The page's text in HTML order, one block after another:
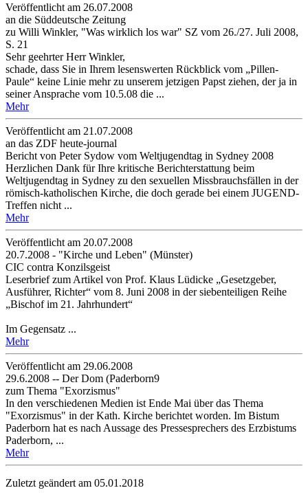
Veröffentlicht am 26­.07.2008
an die Süddeutsche Zeitung
zu Willi Winkler, "Was wirklich los war" SZ vom 26./27. Juli 2008,
S. 21
Sehr geehrter Herr Winkler,
schade, dass Sie in Ihrem lesenswerten Rückblick vom „Pillen-
Paule“ keine Linie mehr zu unserem jetzigen Papst ziehen, der ja in
seiner Ansprache vom 10.5.08 die ...
Mehr
Veröffentlicht am 21­.07.2008
an das ZDF heute-journal
Bericht von Peter Sydow vom Weltjugendtag in Sydney 2008
Herzlichen Dank für Ihre kritische Berichterstattung beim
Weltjugendtag in Sydney zu den sexuellen Missbrauchsfällen in der
römisch-katholischen Kirche, die doch gerade bei einem JUGEND-
Treffen nicht ...
Mehr
Veröffentlicht am 20­.07.2008
20.7.2008 - "Kirche und Leben" (Münster)
CIC contra Konzilsgeist
Leserbrief zum Artikel von Prof. Klaus Lüdicke „Gesetzgeber,
Ausführer, Richter“ vom 8. Juni 2008 in der siebenteiligen Reihe
„Bischof im 21. Jahrhundert“
Im Gegensatz ...
Mehr
Veröffentlicht am 29­.06.2008
29.6.2008 -- Der Dom (Paderborn9
zum Thema "Exorzismus"
In den verschiedenen Medien ist Ende Mai über das Thema
"Exorzismus" in der Kath. Kirche berichtet worden. Im Bistum
Paderborn hat es nach Aussage des Pressesprechers des Erzbistums
Paderborn, ...
Mehr
Zuletzt geändert am 05­.01.2018